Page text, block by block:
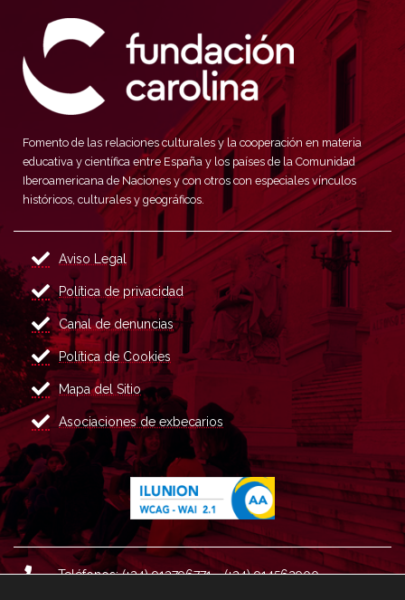
Fomento de las relaciones culturales y la cooperación en materia
educativa y científica entre España y los países de la Comunidad
Iberoamericana de Naciones y con otros con especiales vínculos
históricos, culturales y geográficos.
Aviso Legal
Política de privacidad
Canal de denuncias
Política de Cookies
Mapa del Sitio
Asociaciones de exbecarios
Teléfonos: (+34) 913796771 - (+34) 914562900